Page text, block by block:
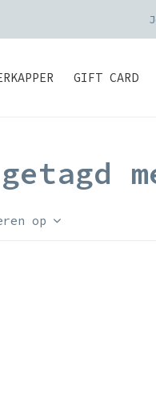
GIFT CARD
op